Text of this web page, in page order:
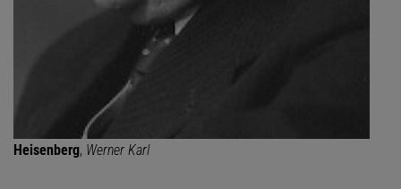
Heisenberg, Werner Karl